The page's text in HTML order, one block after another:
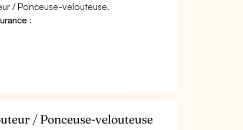
/ Ponceuse-velouteuse.
:
/ Ponceuse-velouteuse